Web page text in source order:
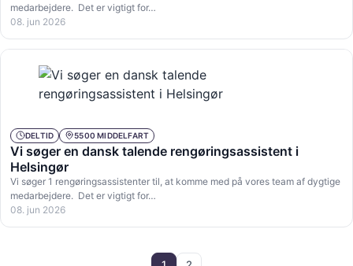
medarbejdere. Det er vigtigt for…
08. jun 2026
DELTID 5500 MIDDELFART
Vi søger en dansk talende rengøringsassistent i
Helsingør
Vi søger 1 rengøringsassistenter til, at komme med på vores team af dygtige
medarbejdere. Det er vigtigt for…
08. jun 2026